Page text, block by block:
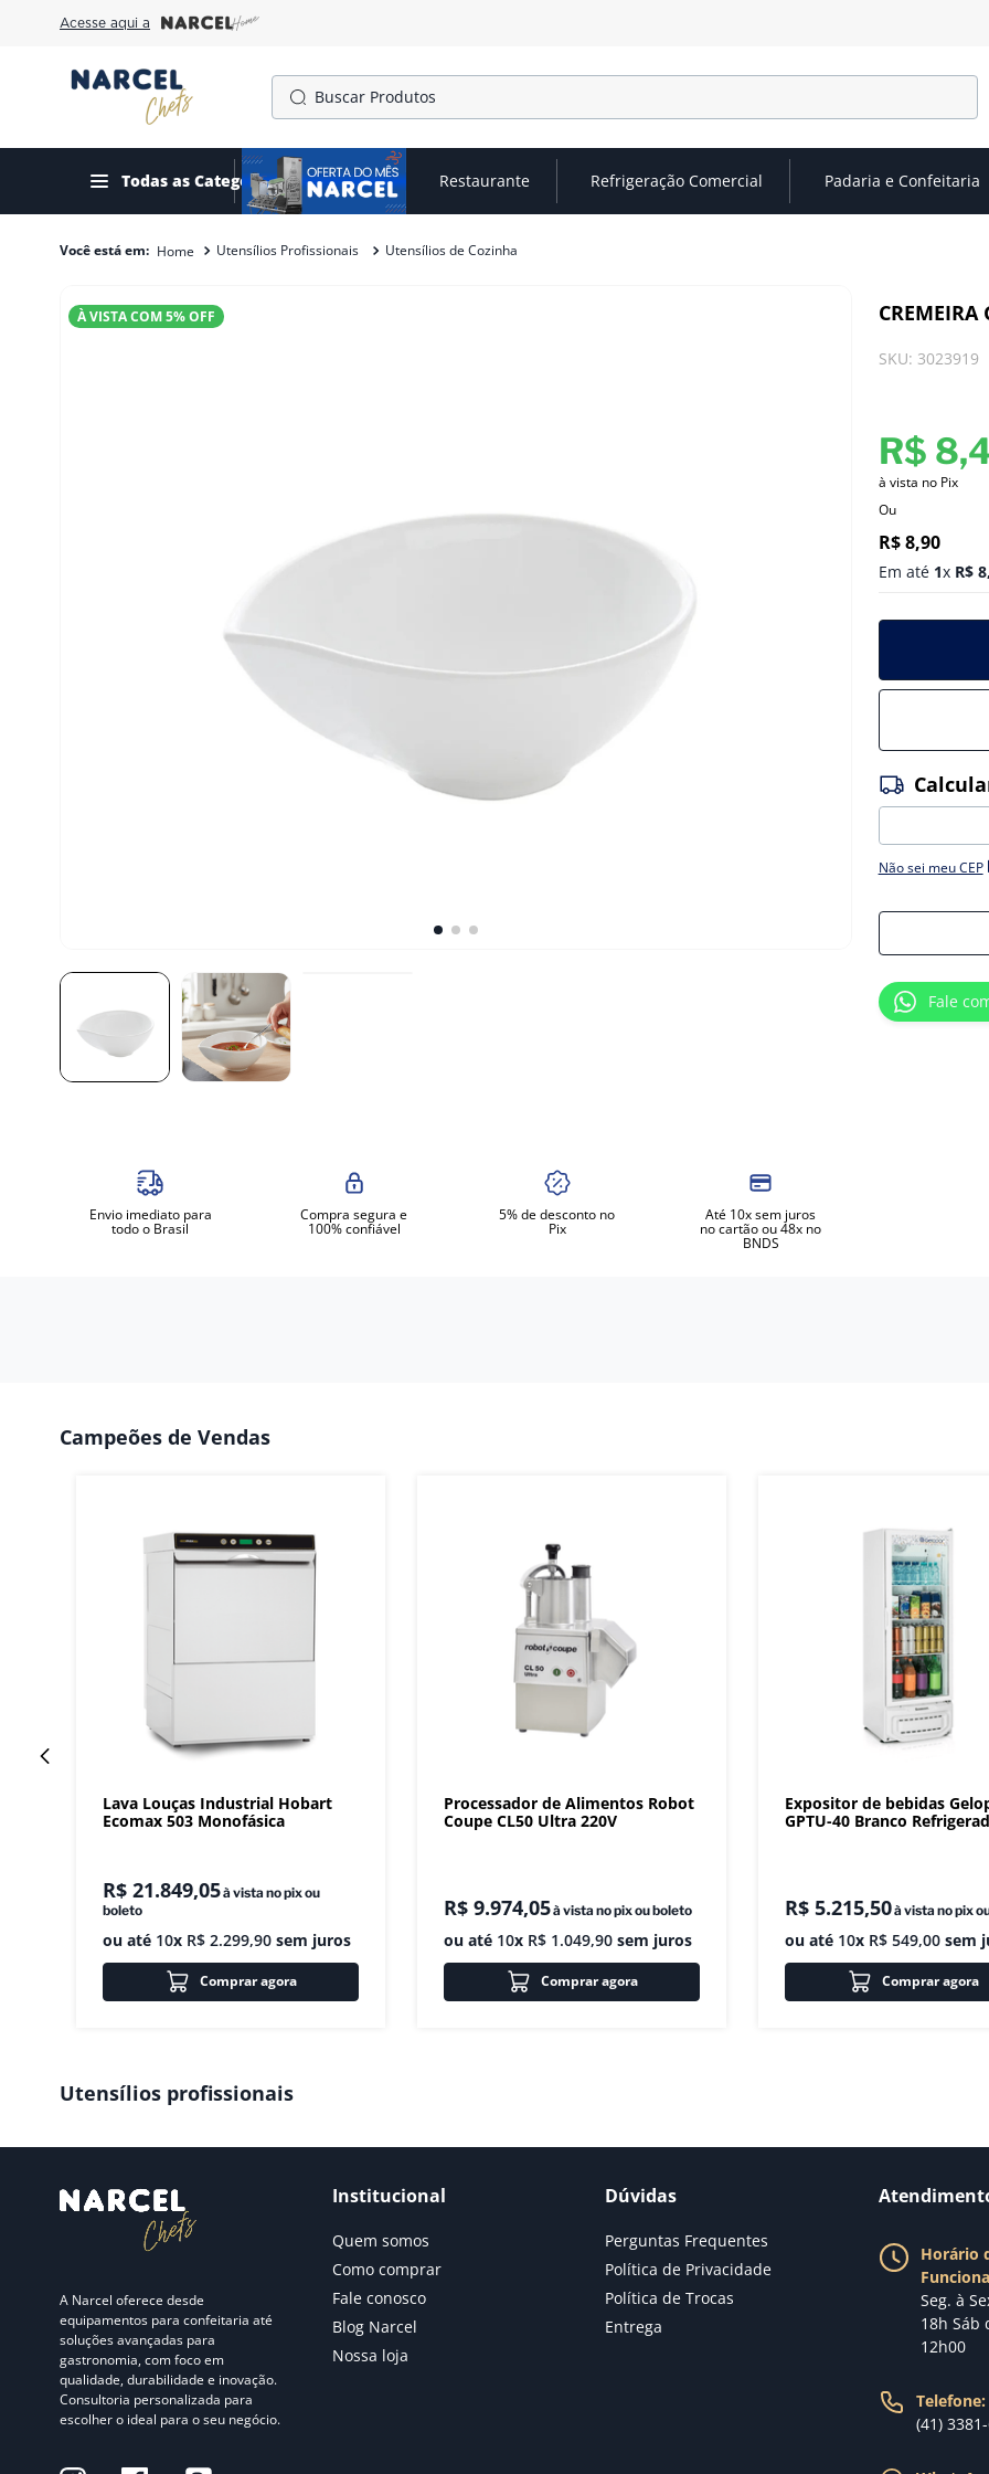
Acesse aqui a
Buscar Produtos
Todas as CategoriasOfertas do mês Restaurante Refrigeração Comercial Padaria e Confeitaria
Utensílios Profissionais Utensílios de Cozinha
À VISTA COM5% OFF
Envio imediato para
todo o Brasil
Compra segura e
100% confiável
5% de desconto no
Pix
Até 10x sem juros
no cartão ou 48x no
BNDS
CREMEIRA
SKU: 3023919
R$ 8,
à vista no Pix
Ou
R$ 8,90
Em até 1x R$ 8,
Não sei meu CEP
Fale
Campeões de Vendas
Lava Louças Industrial Hobart
Ecomax 503 Monofásica
R$ 21.849,05à vista no pix ou
boleto
ou até 10x R$ 2.299,90sem juros
Comprar agora
Processador de Alimentos Robot
Coupe CL50 Ultra 220V
R$ 9.974,05à vista no pix ou boleto
ou até 10x R$ 1.049,90sem juros
Comprar agora
Expositor de bebidas
GPTU-40 Branco
R$ 5.215,50à vista no pix
ou até 10x R$ 549,00sem
Comprar agora
Utensílios profissionais
A Narcel oferece desde
equipamentos para confeitaria até
soluções avançadas para
gastronomia, com foco em
qualidade, durabilidade e inovação.
Consultoria personalizada para
escolher o ideal para o seu negócio.
Institucional
Quem somos
Como comprar
Fale conosco
Blog Narcel
Nossa loja
Dúvidas
Perguntas Frequentes
Política de Privacidade
Política de Trocas
Entrega
Horário
Seg. à
18h Sáb
12h00
Telefone:
(41)
1º
cafeteira
2º
fogão
3º
forno